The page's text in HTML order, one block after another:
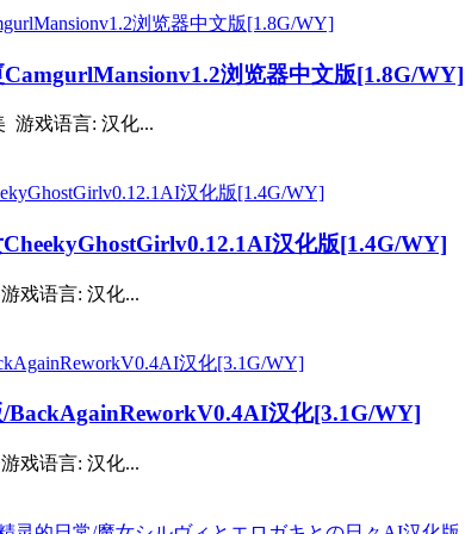
浏览器中文版[1.8G/WY]
游戏语言: 汉化...
汉化版[1.4G/WY]
戏语言: 汉化...
BackAgainReworkV0.4AI汉化[3.1G/WY]
戏语言: 汉化...